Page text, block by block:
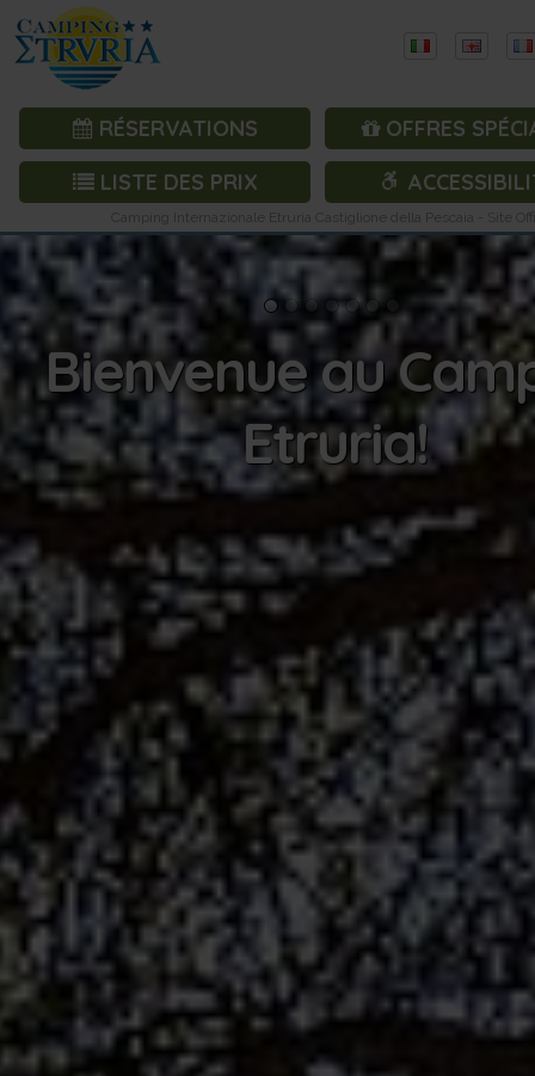
RÉSERVATIONS
OFFRES
LISTE DES PRIX
Camping Internazionale Etruria Castiglione della Pescaia - Site
Bienvenue au
Etruria!